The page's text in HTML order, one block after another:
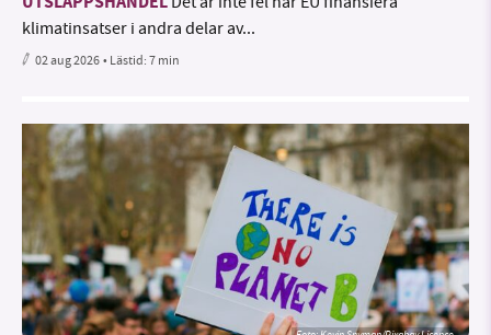
klimatinsatser i andra delar av...
02 aug 2026• Lästid:7 min